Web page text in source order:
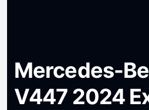
Mercedes-
V447 2024